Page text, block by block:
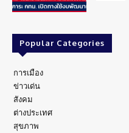
Popular Categories
การเมือง
ข่าวเด่น
สังคม
ต่างประเทศ
สุขภาพ